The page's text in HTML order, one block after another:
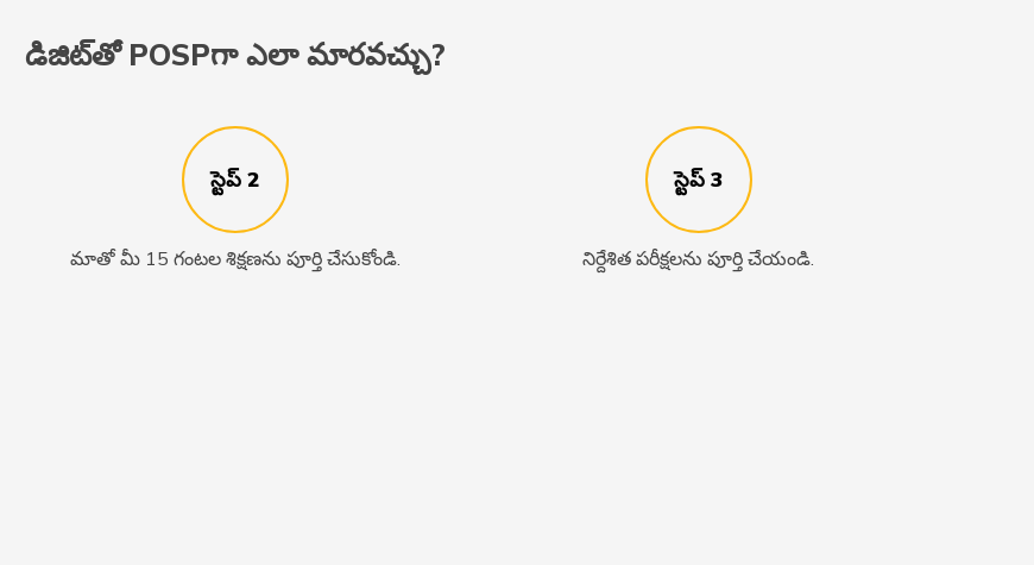
డిజిట్‌తో POSPగా ఎలా మారవచ్చు?
స్టెప్ 2
మాతో మీ 15 గంటల శిక్షణను పూర్తి చేసుకోండి.
స్టెప్ 3
నిర్దేశిత పరీక్షలను పూర్తి చేయండి.